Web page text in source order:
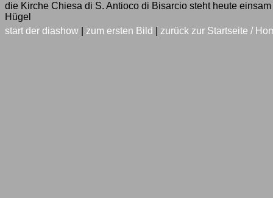
die Kirche Chiesa di S. Antioco di Bisarcio steht heute
Hügel
start der diashow
zum ersten Bild zurück zur Startseite /